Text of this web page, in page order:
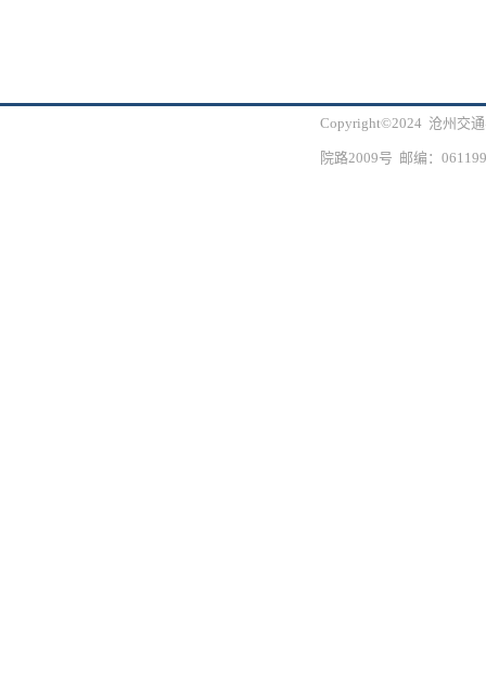
Copyright©2024 沧州交
院路2009号 邮编：